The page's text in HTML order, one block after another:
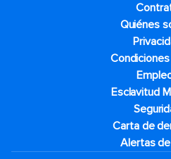
Quiénes
Esclavitud
Carta de
Alertas